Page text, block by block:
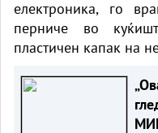
електроника, го
перниче во
пластичен капак на